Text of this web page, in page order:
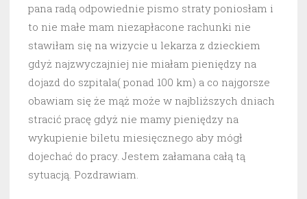
pana radą odpowiednie pismo straty poniosłam i
to nie małe mam niezapłacone rachunki nie
stawiłam się na wizycie u lekarza z dzieckiem
gdyż najzwyczajniej nie miałam pieniędzy na
dojazd do szpitala( ponad 100 km) a co najgorsze
obawiam się że mąż może w najbliższych dniach
stracić pracę gdyż nie mamy pieniędzy na
wykupienie biletu miesięcznego aby mógł
dojechać do pracy. Jestem załamana całą tą
sytuacją. Pozdrawiam.